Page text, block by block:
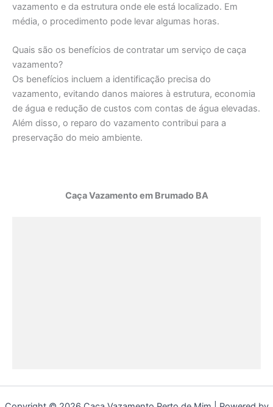
vazamento e da estrutura onde ele está localizado. Em
média, o procedimento pode levar algumas horas.
Quais são os benefícios de contratar um serviço de caça
vazamento?
Os benefícios incluem a identificação precisa do
vazamento, evitando danos maiores à estrutura, economia
de água e redução de custos com contas de água elevadas.
Além disso, o reparo do vazamento contribui para a
preservação do meio ambiente.
Caça Vazamento em Brumado BA